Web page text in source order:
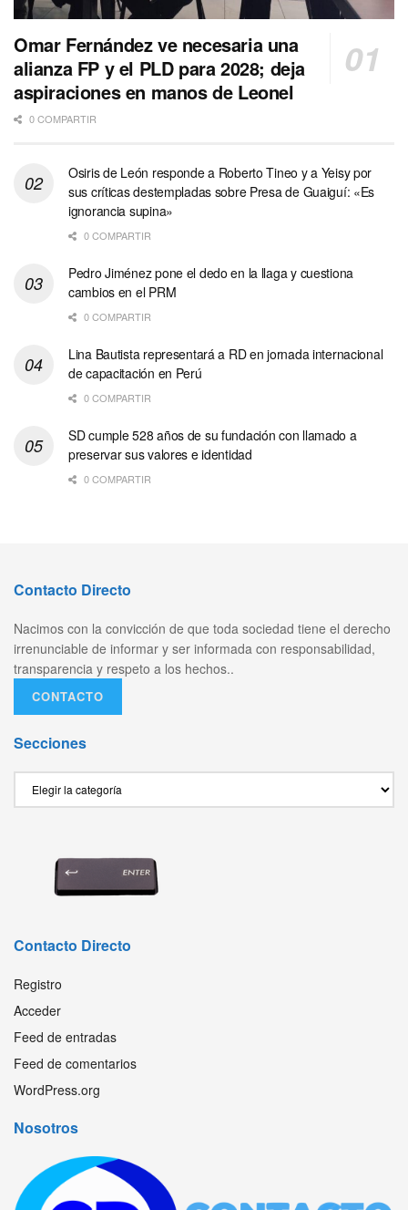
Omar Fernández ve necesaria una
alianza FP y el PLD para 2028; deja
aspiraciones en manos de Leonel
0 COMPARTIR
Osiris de León responde a Roberto Tineo y a Yeisy por
sus críticas destempladas sobre Presa de Guaiguí: «Es
ignorancia supina»
0 COMPARTIR
Pedro Jiménez pone el dedo en la llaga y cuestiona
cambios en el PRM
0 COMPARTIR
Lina Bautista representará a RD en jornada internacional
de capacitación en Perú
0 COMPARTIR
SD cumple 528 años de su fundación con llamado a
preservar sus valores e identidad
0 COMPARTIR
Contacto Directo
Nacimos con la convicción de que toda sociedad tiene el derecho
irrenunciable de informar y ser informada con responsabilidad,
transparencia y respeto a los hechos..
CONTACTO
Secciones
Contacto Directo
Registro
Acceder
Feed de entradas
Feed de comentarios
WordPress.org
Nosotros